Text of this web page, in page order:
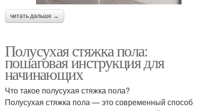
читать дальше →
Полусухая стяжка пола:
пошаговая инструкция для
начинающих
Что такое полусухая стяжка пола?
Полусухая стяжка пола — это современный способ